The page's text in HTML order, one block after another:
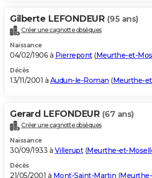
Gilberte LEFONDEUR (95 ans)
Créer une cagnotte obsèques
Naissance
04/02/1906 à Pierrepont(Meurthe-et-
Décès
13/11/2001 à Audun-le-Roman (Meurthe-
Gerard LEFONDEUR (67 ans)
Créer une cagnotte obsèques
Naissance
30/09/1933 à Villerupt(Meurthe-et-
Décès
21/05/2001 à Mont-Saint-Martin (